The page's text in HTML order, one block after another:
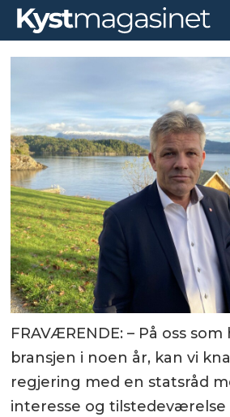
FRAVÆRENDE: – På oss
bransjen i noen år, kan vi
regjering med en statsråd
interesse og